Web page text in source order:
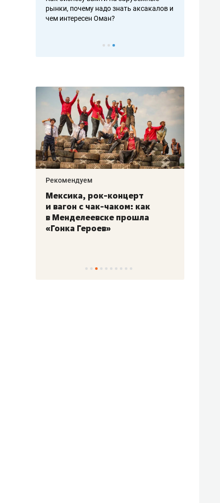
рынки, почему надо знать аксакалов и
чем интересен Оман?
Рекомендуем
Мексика, рок-концерт
и вагон с чак-чаком: как
в Менделеевске прошла
«Гонка Героев»